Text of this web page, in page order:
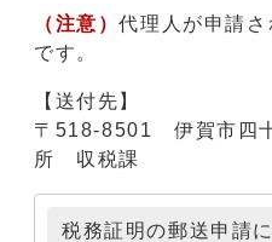
（注意）代理人が申請
です。
【送付先】
〒518-8501 伊賀市四
所 収税課
税務証明の郵送申請